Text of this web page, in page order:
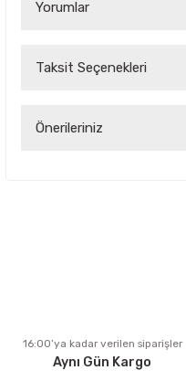
Yorumlar
Bu ürüne
Taksit Seçenekleri
Önerileriniz
Ürün fiyatı diğer sitelerden
Bu ürüne benzer farklı
16:00’ya kadar verilen siparişler
Aynı Gün Kargo